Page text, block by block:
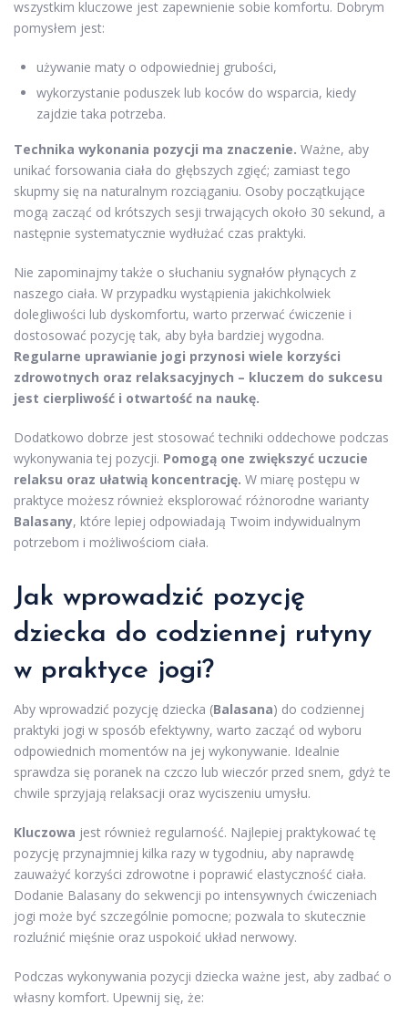
wszystkim kluczowe jest zapewnienie sobie komfortu. Dobrym
pomysłem jest:
używanie maty o odpowiedniej grubości,
wykorzystanie poduszek lub koców do wsparcia, kiedy
zajdzie taka potrzeba.
Technika wykonania pozycji ma znaczenie. Ważne, aby
unikać forsowania ciała do głębszych zgięć; zamiast tego
skupmy się na naturalnym rozciąganiu. Osoby początkujące
mogą zacząć od krótszych sesji trwających około 30 sekund, a
następnie systematycznie wydłużać czas praktyki.
Nie zapominajmy także o słuchaniu sygnałów płynących z
naszego ciała. W przypadku wystąpienia jakichkolwiek
dolegliwości lub dyskomfortu, warto przerwać ćwiczenie i
dostosować pozycję tak, aby była bardziej wygodna.
Regularne uprawianie jogi przynosi wiele korzyści
zdrowotnych oraz relaksacyjnych – kluczem do sukcesu
jest cierpliwość i otwartość na naukę.
Dodatkowo dobrze jest stosować techniki oddechowe podczas
wykonywania tej pozycji. Pomogą one zwiększyć uczucie
relaksu oraz ułatwią koncentrację. W miarę postępu w
praktyce możesz również eksplorować różnorodne warianty
Balasany, które lepiej odpowiadają Twoim indywidualnym
potrzebom i możliwościom ciała.
Jak wprowadzić pozycję
dziecka do codziennej rutyny
w praktyce jogi?
Aby wprowadzić pozycję dziecka (Balasana) do codziennej
praktyki jogi w sposób efektywny, warto zacząć od wyboru
odpowiednich momentów na jej wykonywanie. Idealnie
sprawdza się poranek na czczo lub wieczór przed snem, gdyż te
chwile sprzyjają relaksacji oraz wyciszeniu umysłu.
Kluczowa jest również regularność. Najlepiej praktykować tę
pozycję przynajmniej kilka razy w tygodniu, aby naprawdę
zauważyć korzyści zdrowotne i poprawić elastyczność ciała.
Dodanie Balasany do sekwencji po intensywnych ćwiczeniach
jogi może być szczególnie pomocne; pozwala to skutecznie
rozluźnić mięśnie oraz uspokoić układ nerwowy.
Podczas wykonywania pozycji dziecka ważne jest, aby zadbać o
własny komfort. Upewnij się, że: